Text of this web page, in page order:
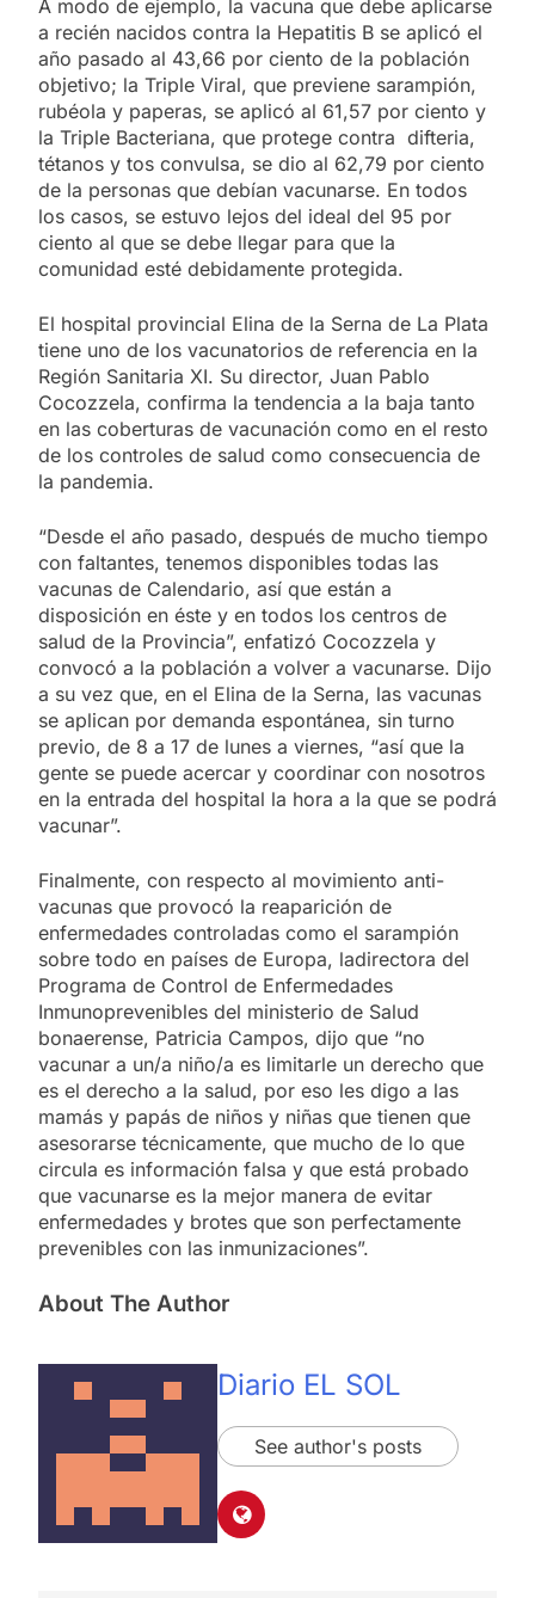
A modo de ejemplo, la vacuna que debe aplicarse
a recién nacidos contra la Hepatitis B se aplicó el
año pasado al 43,66 por ciento de la población
objetivo; la Triple Viral, que previene sarampión,
rubéola y paperas, se aplicó al 61,57 por ciento y
la Triple Bacteriana, que protege contra difteria,
tétanos y tos convulsa, se dio al 62,79 por ciento
de la personas que debían vacunarse. En todos
los casos, se estuvo lejos del ideal del 95 por
ciento al que se debe llegar para que la
comunidad esté debidamente protegida.
El hospital provincial Elina de la Serna de La Plata
tiene uno de los vacunatorios de referencia en la
Región Sanitaria XI. Su director, Juan Pablo
Cocozzela, confirma la tendencia a la baja tanto
en las coberturas de vacunación como en el resto
de los controles de salud como consecuencia de
la pandemia.
“Desde el año pasado, después de mucho tiempo
con faltantes, tenemos disponibles todas las
vacunas de Calendario, así que están a
disposición en éste y en todos los centros de
salud de la Provincia”, enfatizó Cocozzela y
convocó a la población a volver a vacunarse. Dijo
a su vez que, en el Elina de la Serna, las vacunas
se aplican por demanda espontánea, sin turno
previo, de 8 a 17 de lunes a viernes, “así que la
gente se puede acercar y coordinar con nosotros
en la entrada del hospital la hora a la que se podrá
vacunar”.
Finalmente, con respecto al movimiento anti-
vacunas que provocó la reaparición de
enfermedades controladas como el sarampión
sobre todo en países de Europa, ladirectora del
Programa de Control de Enfermedades
Inmunoprevenibles del ministerio de Salud
bonaerense, Patricia Campos, dijo que “no
vacunar a un/a niño/a es limitarle un derecho que
es el derecho a la salud, por eso les digo a las
mamás y papás de niños y niñas que tienen que
asesorarse técnicamente, que mucho de lo que
circula es información falsa y que está probado
que vacunarse es la mejor manera de evitar
enfermedades y brotes que son perfectamente
prevenibles con las inmunizaciones”.
About The Author
Diario EL SOL
See author's posts